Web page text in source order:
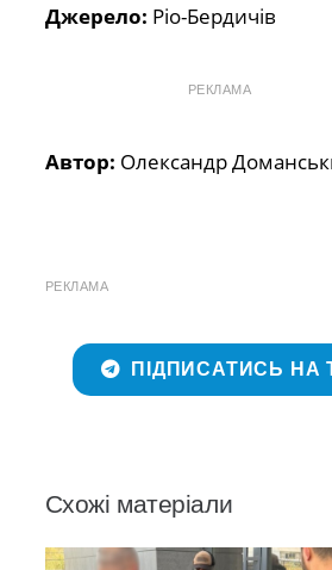
Джерело: Ріо-Бердичів
РЕКЛАМА
Автор: Олександр
РЕКЛАМА
ПІДПИСАТИСЬ НА
Схожі матеріали